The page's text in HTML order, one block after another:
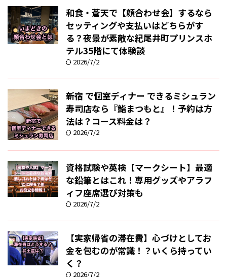
和食・蒼天で【顔合わせ会】するなら
セッティングや支払いはどちらがす
る？夜景が素敵な紀尾井町プリンスホ
テル35階にて体験談
2026/7/2
新宿 で個室ディナー できるミシュラン
寿司店なら『鮨まつもと』！予約は方
法は？コース料金は？
2026/7/2
資格試験や英検【マークシート】最適
な鉛筆とはこれ！専用グッズやアラフ
ィフ座席選び対策も
2026/7/2
【実家帰省の滞在費】心づけとしてお
金を包むのが常識！？いくら持ってい
く？
2026/7/2